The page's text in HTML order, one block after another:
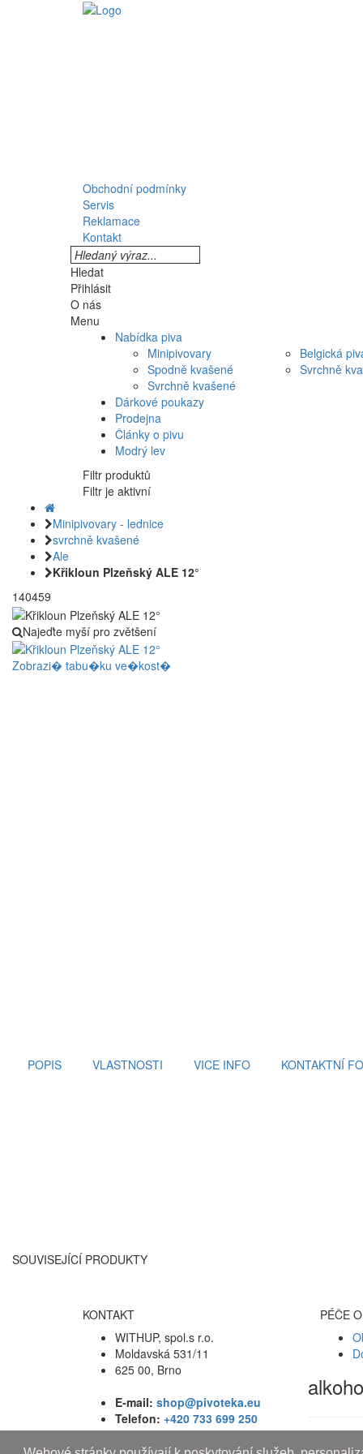
Obchodní podmínky
Servis
Reklamace
Kontakt
Hledat
Přihlásit
O nás
Menu
Nabídka piva
Minipivovary
Spodně kvašené
Svrchně kvašené
Belgická
Svrchně
Dárkové poukazy
Prodejna
Články o pivu
Modrý lev
Filtr produktů
Filtr je aktivní
Minipivovary - lednice
svrchně kvašené
Ale
Křikloun Plzeňský ALE 12°
140459
Najeďte myší pro zvětšení
Zobrazi� tabu�ku ve�kost�
POPIS
VLASTNOSTI VICE INFO KONTAKTNÍ
SOUVISEJÍCÍ PRODUKTY
KONTAKT
WITHUP, spol.s r.o.
Moldavská 531/11
625 00, Brno
E-mail: shop@pivoteka.eu
Telefon: +420 733 699 250
PÉČE